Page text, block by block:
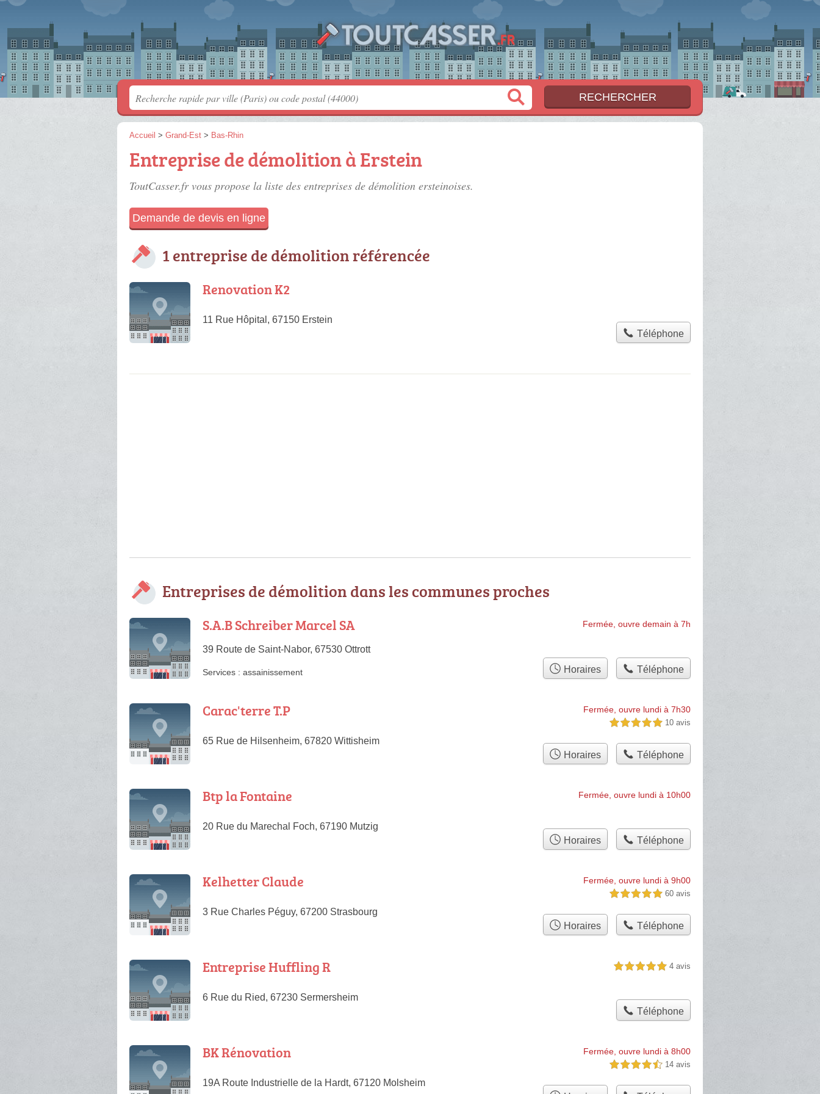
Accueil > Grand-Est > Bas-Rhin
Entreprise de démolition à Erstein
ToutCasser.fr vous propose la liste des entreprises de démolition ersteinoises.
Demande de devis en ligne
1 entreprise de démolition référencée
Renovation K2
11 Rue Hôpital, 67150 Erstein
Téléphone
Entreprises de démolition dans les communes proches
S.A.B Schreiber Marcel SA
39 Route de Saint-Nabor, 67530 Ottrott
Fermée, ouvre demain à 7h
Services : assainissement Horaires Téléphone
Carac'terre T.P
65 Rue de Hilsenheim, 67820 Wittisheim
Fermée, ouvre lundi à 7h30
5,0 étoiles sur 5 10 avis
Horaires Téléphone
Btp la Fontaine
20 Rue du Marechal Foch, 67190 Mutzig
Fermée, ouvre lundi à 10h00
Horaires Téléphone
Kelhetter Claude
3 Rue Charles Péguy, 67200 Strasbourg
Fermée, ouvre lundi à 9h00
5,0 étoiles sur 5 60 avis
Horaires Téléphone
Entreprise Huffling R
6 Rue du Ried, 67230 Sermersheim
5,0 étoiles sur 5 4 avis
Téléphone
BK Rénovation
19A Route Industrielle de la Hardt, 67120 Molsheim
Fermée, ouvre lundi à 8h00
4,5 étoiles sur 5 14 avis